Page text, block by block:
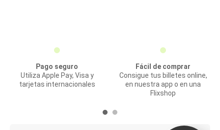
Pago seguro
Utiliza Apple Pay, Visa y
tarjetas internacionales
Fácil de comprar
Consigue tus billetes online,
en nuestra app o en una
Flixshop